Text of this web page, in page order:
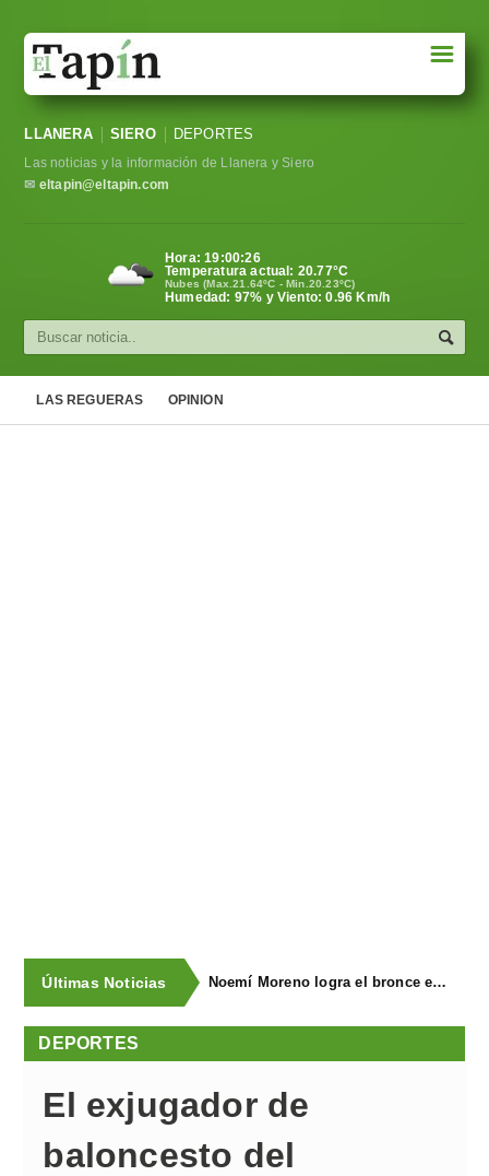
Sociedad
Política
Cultura
☰
LLANERA SIERO DEPORTES
Las noticias y la información de Llanera y Siero
✉ eltapin@eltapin.com
Hora:19:00:27
Temperatura actual: 20.77°C
Nubes (Max.21.64ºC - Min.20.23ºC)
Humedad: 97% y Viento: 0.96 Km/h
LAS REGUERAS OPINION
Últimas Noticias Noemí Moreno logra el bronce en el XXX Biatlón Ciudad de Gijón
DEPORTES
El exjugador de
baloncesto del